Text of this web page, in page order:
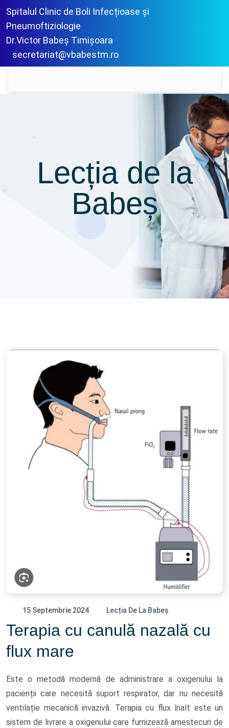
Spitalul Clinic de Boli Infecțioase și
Pneumoftiziologie
Dr.Victor Babeș Timișoara
secretariat@vbabestm.ro
Lecția de la
Babeș
15 Septembrie 2024 Lecția De La Babeș
Terapia cu canulă nazală cu
flux mare
Este o metodă modernă de administrare a oxigenului la
pacienții care necesită suport respirator, dar nu necesită
ventilație mecanică invazivă. Terapia cu flux înalt este un
sistem de livrare a oxigenului care furnizează amestecuri de